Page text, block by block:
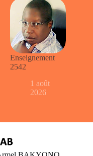
Enseignement
2542
1 août
2026